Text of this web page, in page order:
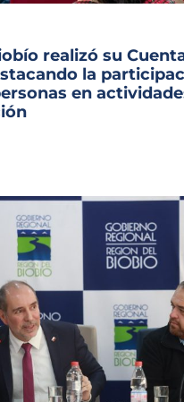
realizó su
la
en